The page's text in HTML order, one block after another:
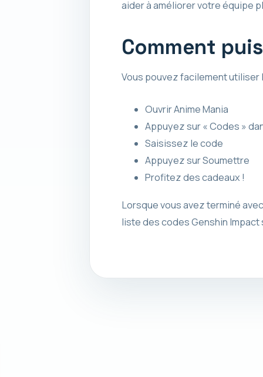
aider à améliorer votre équipe
Comment
Vous pouvez facilement
Ouvrir Anime Mania
Appuyez sur « Codes »
Saisissez le code
Appuyez sur Soumettre
Profitez des cadeaux !
Lorsque vous avez terminé
liste des codes Genshin